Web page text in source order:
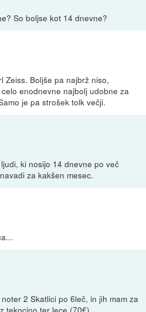
So boljse kot 14 dnevne?
Zeiss. Boljše pa najbrž niso,
enodnevne najbolj udobne za
je pa strošek tolk večji.
ki nosijo 14 dnevne po več
za kakšen mesec.
2 Skatlici po 6leč, in jih mam za
tekocino ter lece (70€).